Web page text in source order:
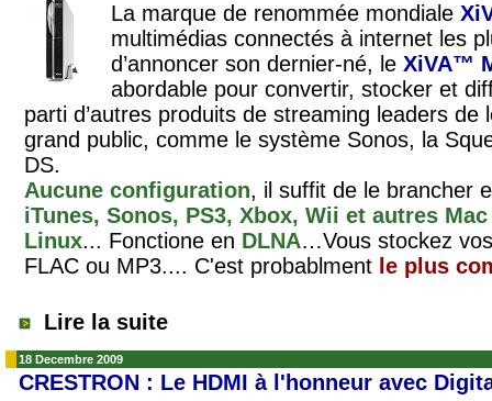
La marque de renommée mondiale
multimédias connectés à internet les
d’annoncer son dernier-né, le XiVA™
abordable pour convertir, stocker et
parti d’autres produits de streaming leaders
grand public, comme le système Sonos, la
DS.
Aucune configuration, il suffit de le brancher
iTunes, Sonos, PS3, Xbox, Wii et autres
Linux... Fonctione en DLNA…Vous stockez
FLAC ou MP3.... C'est probablment le plus
Lire la suite
18 Decembre 2009
CRESTRON : Le HDMI à l'honneur avec